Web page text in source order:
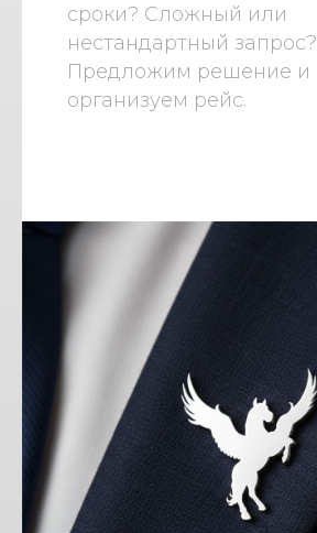
сроки? Сложный или
нестандартный запрос?
Предложим решение и
организуем рейс.